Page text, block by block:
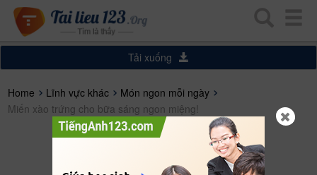
Tải xuống
Home Lĩnh vực khác
Món ngon mỗi ngày
Miến xào trứng cho bữa sáng ngon miệng!